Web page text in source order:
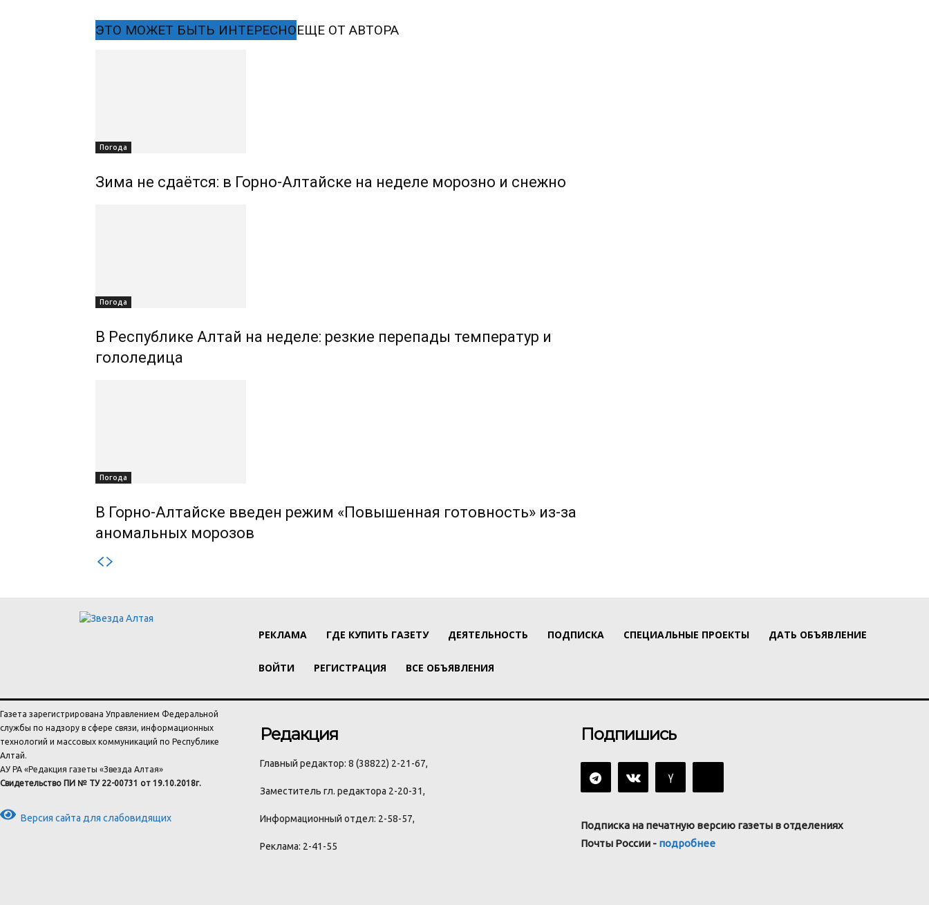
ЭТО МОЖЕТ БЫТЬ ИНТЕРЕСНОЕЩЕ ОТ АВТОРА
Погода
Зима не сдаётся: в Горно-Алтайске на неделе морозно и снежно
Погода
В Республике Алтай на неделе: резкие перепады температур и
гололедица
Погода
В Горно-Алтайске введен режим «Повышенная готовность» из-за
аномальных морозов
РЕКЛАМА ГДЕ КУПИТЬ ГАЗЕТУ ДЕЯТЕЛЬНОСТЬ ПОДПИСКА СПЕЦИАЛЬНЫЕ ПРОЕКТЫ ДАТЬ ОБЪЯВЛЕНИЕ
ВОЙТИ РЕГИСТРАЦИЯ ВСЕ ОБЪЯВЛЕНИЯ
Газета зарегистрирована Управлением Федеральной
службы по надзору в сфере связи, информационных
технологий и массовых коммуникаций по Республике
Алтай.
АУ РА «Редакция газеты «Звезда Алтая»
Свидетельство ПИ № ТУ 22-00731 от 19.10.2018г.
Версия сайта для слабовидящих
Редакция
Главный редактор: 8 (38822) 2-21-67,
Заместитель гл. редактора 2-20-31,
Информационный отдел: 2-58-57,
Реклама: 2-41-55
Подпишись
Подписка на печатную версию газеты в отделениях
Почты России - подробнее